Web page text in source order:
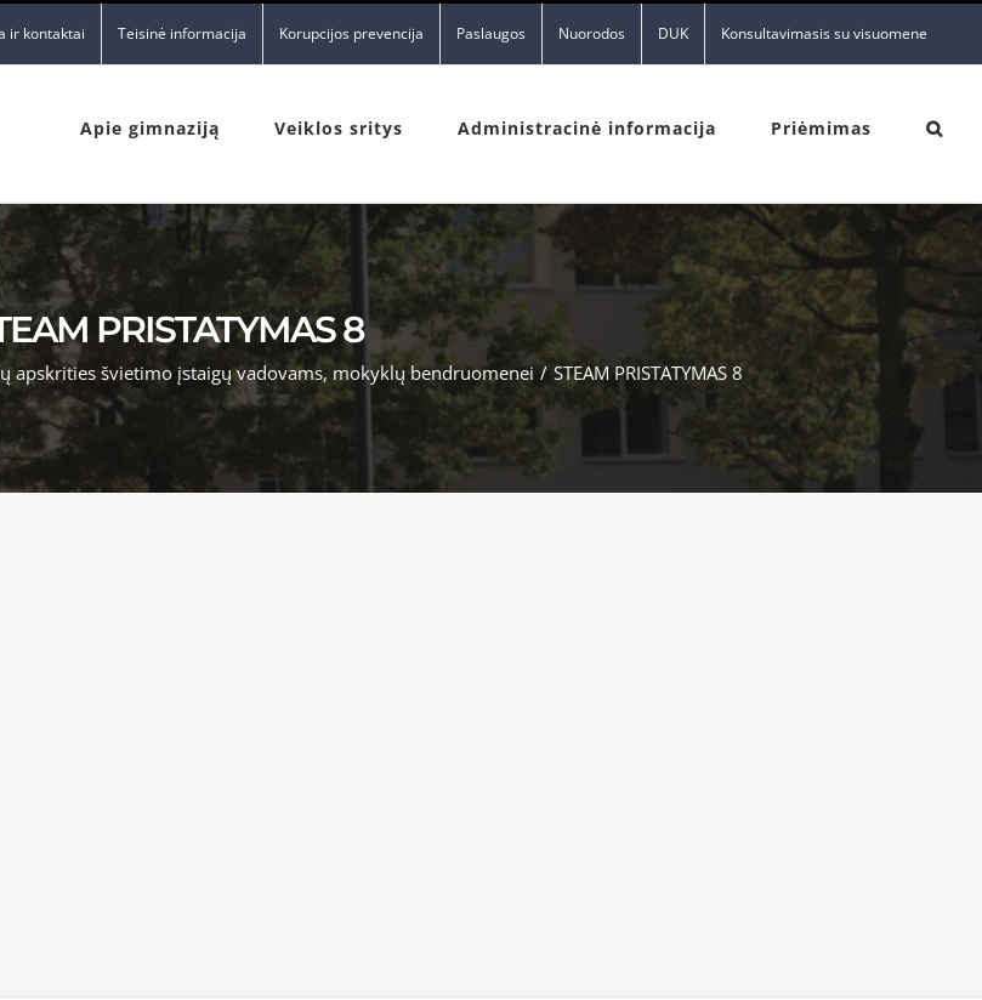
ir kontaktai Teisinė informacija Korupcijos prevencija Paslaugos Nuorodos DUK Konsultavimasis su visuomene
Apie gimnaziją Veiklos sritys Administracinė informacija Priėmimas
PRISTATYMAS 8
apskrities švietimo įstaigų vadovams, mokyklų bendruomenei / STEAM PRISTATYMAS 8